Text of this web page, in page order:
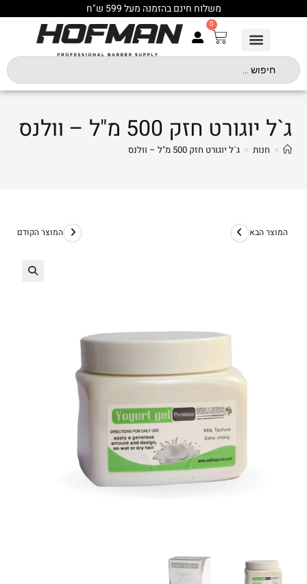
משלוח חינם בהזמנה מעל 599 ש"ח
0
ג`ל יוגורט חזק 500 מ"ל – וולנס
> חנות > ג`ל יוגורט חזק 500 מ"ל – וולנס
המוצר הקודם המוצר הבא